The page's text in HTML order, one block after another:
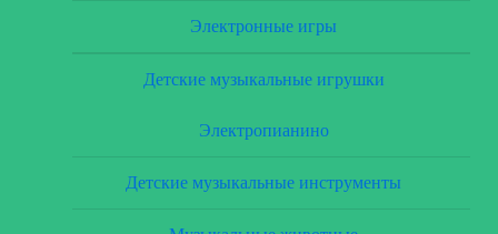
Электронные игры
Детские музыкальные игрушки
Электропианино
Детские музыкальные инструменты